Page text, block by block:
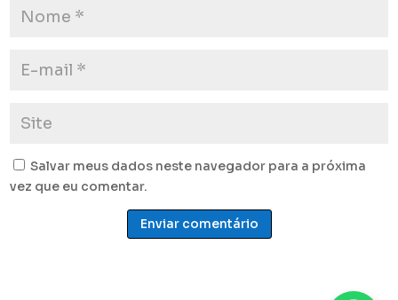
Salvar meus dados neste navegador para a próxima
vez que eu comentar.
Enviar comentário